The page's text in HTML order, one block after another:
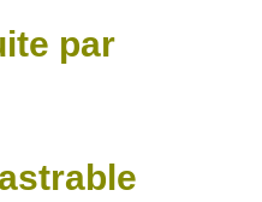
par